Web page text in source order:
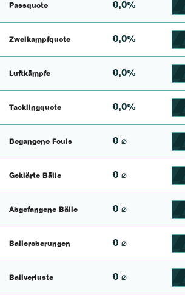
Passquote 0,0%
Zweikampfquote 0,0%
Luftkämpfe 0,0%
Tacklingquote 0,0%
Begangene Fouls 0 ⌀
Geklärte Bälle 0 ⌀
Abgefangene Bälle 0 ⌀
Balleroberungen 0 ⌀
Ballverluste 0 ⌀